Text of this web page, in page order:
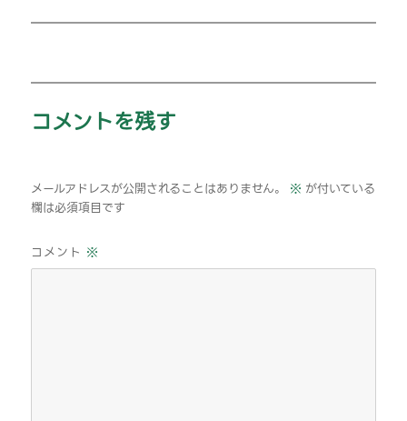
ン
稿:
コメントを残す
メールアドレスが公開されることはありません。 ※ が付いている
欄は必須項目です
コメント ※